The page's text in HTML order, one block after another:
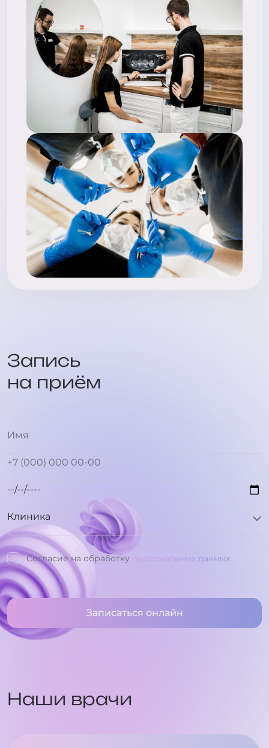
Запись
на приём
Согласие на обработку персональных данных
Записаться онлайн
Наши врачи